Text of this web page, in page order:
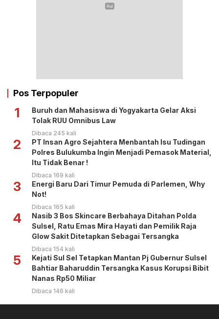
Pos Terpopuler
1
Buruh dan Mahasiswa di Yogyakarta Gelar Aksi
Tolak RUU Omnibus Law
Dibaca 245 kali
2
PT Insan Agro Sejahtera Menbantah Isu Tudingan
Polres Bulukumba Ingin Menjadi Pemasok Material,
Itu Tidak Benar !
Dibaca 169 kali
3
Energi Baru Dari Timur Pemuda di Parlemen, Why
Not!
Dibaca 165 kali
4
Nasib 3 Bos Skincare Berbahaya Ditahan Polda
Sulsel, Ratu Emas Mira Hayati dan Pemilik Raja
Glow Sakit Ditetapkan Sebagai Tersangka
Dibaca 154 kali
5
Kejati Sul Sel Tetapkan Mantan Pj Gubernur Sulsel
Bahtiar Baharuddin Tersangka Kasus Korupsi Bibit
Nanas Rp50 Miliar
Dibaca 146 kali